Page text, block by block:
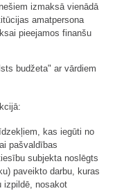
izmaksā vienādā
amatpersona
pieejamos finanšu
budžeta" ar vārdiem
kas iegūti no
pašvaldības
subjekta noslēgts
paveikto darbu, kuras
izpildē, nosakot